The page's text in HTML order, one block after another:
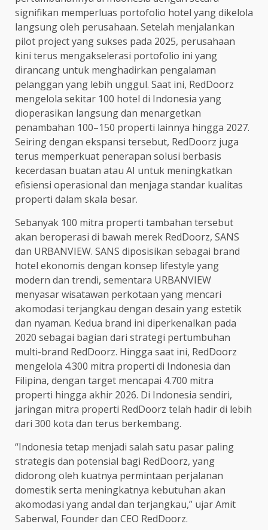
signifikan memperluas portofolio hotel yang dikelola
langsung oleh perusahaan. Setelah menjalankan
pilot project yang sukses pada 2025, perusahaan
kini terus mengakselerasi portofolio ini yang
dirancang untuk menghadirkan pengalaman
pelanggan yang lebih unggul. Saat ini, RedDoorz
mengelola sekitar 100 hotel di Indonesia yang
dioperasikan langsung dan menargetkan
penambahan 100–150 properti lainnya hingga 2027.
Seiring dengan ekspansi tersebut, RedDoorz juga
terus memperkuat penerapan solusi berbasis
kecerdasan buatan atau AI untuk meningkatkan
efisiensi operasional dan menjaga standar kualitas
properti dalam skala besar.
Sebanyak 100 mitra properti tambahan tersebut
akan beroperasi di bawah merek RedDoorz, SANS
dan URBANVIEW. SANS diposisikan sebagai brand
hotel ekonomis dengan konsep lifestyle yang
modern dan trendi, sementara URBANVIEW
menyasar wisatawan perkotaan yang mencari
akomodasi terjangkau dengan desain yang estetik
dan nyaman. Kedua brand ini diperkenalkan pada
2020 sebagai bagian dari strategi pertumbuhan
multi-brand RedDoorz. Hingga saat ini, RedDoorz
mengelola 4.300 mitra properti di Indonesia dan
Filipina, dengan target mencapai 4.700 mitra
properti hingga akhir 2026. Di Indonesia sendiri,
jaringan mitra properti RedDoorz telah hadir di lebih
dari 300 kota dan terus berkembang.
“Indonesia tetap menjadi salah satu pasar paling
strategis dan potensial bagi RedDoorz, yang
didorong oleh kuatnya permintaan perjalanan
domestik serta meningkatnya kebutuhan akan
akomodasi yang andal dan terjangkau,” ujar Amit
Saberwal, Founder dan CEO RedDoorz.